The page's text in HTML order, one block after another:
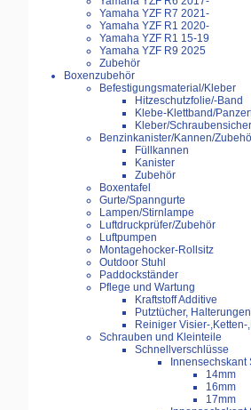
Yamaha YZF R7 2021-
Yamaha YZF R1 2020-
Yamaha YZF R1 15-19
Yamaha YZF R9 2025
Zubehör
Boxenzubehör
Befestigungsmaterial/Kleber
Hitzeschutzfolie/-Band
Klebe-Klettband/
Kleber/
Benzinkanister/Kannen/
Füllkannen
Kanister
Zubehör
Boxentafel
Gurte/Spanngurte
Lampen/Stirnlampe
Luftdruckprüfer/Zubehör
Luftpumpen
Montagehocker-Rollsitz
Outdoor Stuhl
Paddockständer
Pflege und Wartung
Kraftstoff Additive
Putztücher, Halterungen
Reiniger Visier-,Ketten-
Schrauben und Kleinteile
Schnellverschlüsse
Innensechskant
14mm
16mm
17mm